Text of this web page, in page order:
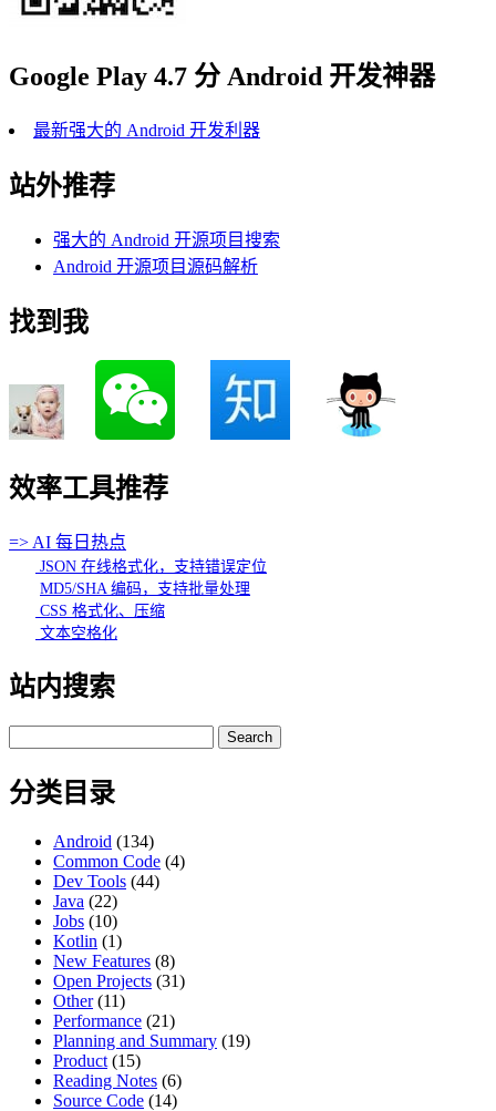
Google Play 4.7 分 Android 开发神器
最新强大的 Android 开发利器
站外推荐
强大的 Android 开源项目搜索
Android 开源项目源码解析
找到我
效率工具推荐
=> AI 每日热点
JSON 在线格式化，支持错误定位
MD5/SHA 编码，支持批量处理
CSS 格式化、压缩
文本空格化
站内搜索
for:
分类目录
Android (134)
Common Code (4)
Dev Tools (44)
Java (22)
Jobs (10)
Kotlin (1)
New Features (8)
Open Projects (31)
Other(11)
Performance (21)
Planning and Summary (19)
Product (15)
Reading Notes (6)
Source Code (14)